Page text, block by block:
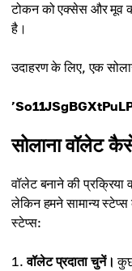
टोकन को एक्सेस और मूव
है।
उदाहरण के लिए, एक
सोलाना वॉलेट
वॉलेट बनाने की प्रक्रिया
लेकिन हमने सामान्य
स्टेप्स:
वॉलेट प्रदाता चुनें।